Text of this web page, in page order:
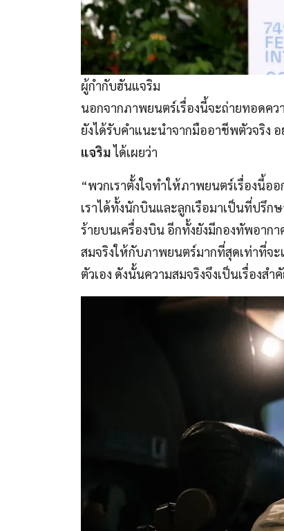
ผู้กำกับฮันแจริม
นอกจากภาพยนตร์เรื่องนี้จะถ่ายทอดค
ยังได้รับคำแนะนำจากมืออาชีพตัวจริง
แจริมได้เผยว่า
“พวกเราตั้งใจทำให้ภาพยนตร์เรื่องนี้อ
เราได้ทั้งนักบินและลูกเรือมาเป็นที่ปรึก
ร้ายบนเครื่องบิน อีกทั้งยังมีกองทัพอาก
สมจริงให้กับภาพยนตร์มากที่สุดเท่าที่จ
ตัวเอง ดังนั้นความสมจริงจึงเป็นเรื่องส